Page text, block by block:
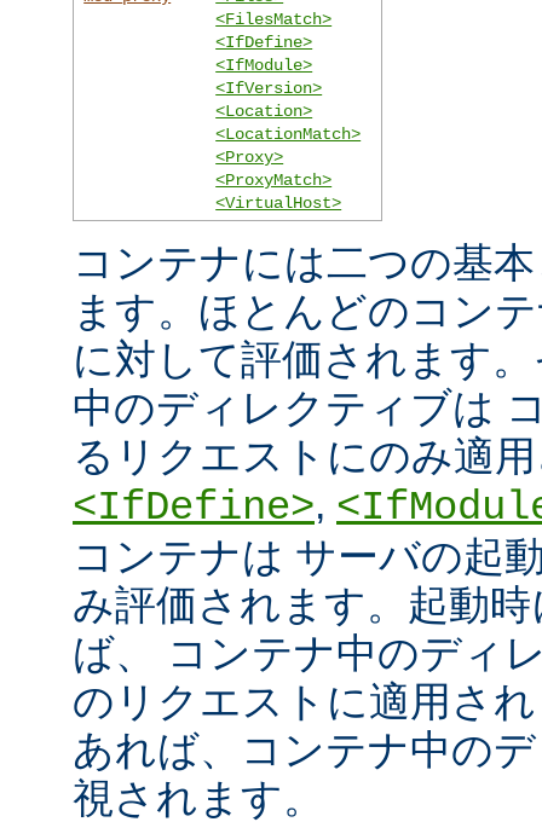
<FilesMatch>
<IfDefine>
<IfModule>
<IfVersion>
<Location>
<LocationMatch>
<Proxy>
<ProxyMatch>
<VirtualHost>
コンテナには二つの基
ます。ほとんどのコン
に対して評価されます
中のディレクティブは
るリクエストにのみ適
<IfDefine>,
コンテナは サーバの起
み評価されます。起動
ば、 コンテナ中のディ
のリクエストに適用さ
あれば、コンテナ中の
視されます。